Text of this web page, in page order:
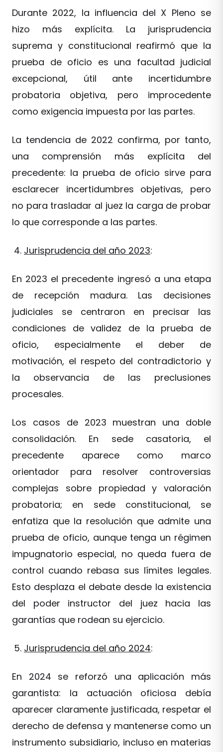
Durante 2022, la influencia del X Pleno se
hizo más explícita. La jurisprudencia
suprema y constitucional reafirmó que la
prueba de oficio es una facultad judicial
excepcional, útil ante incertidumbre
probatoria objetiva, pero improcedente
como exigencia impuesta por las partes.
La tendencia de 2022 confirma, por tanto,
una comprensión más explícita del
precedente: la prueba de oficio sirve para
esclarecer incertidumbres objetivas, pero
no para trasladar al juez la carga de probar
lo que corresponde a las partes.
Jurisprudencia del año 2023:
En 2023 el precedente ingresó a una etapa
de recepción madura. Las decisiones
judiciales se centraron en precisar las
condiciones de validez de la prueba de
oficio, especialmente el deber de
motivación, el respeto del contradictorio y
la observancia de las preclusiones
procesales.
Los casos de 2023 muestran una doble
consolidación. En sede casatoria, el
precedente aparece como marco
orientador para resolver controversias
complejas sobre propiedad y valoración
probatoria; en sede constitucional, se
enfatiza que la resolución que admite una
prueba de oficio, aunque tenga un régimen
impugnatorio especial, no queda fuera de
control cuando rebasa sus límites legales.
Esto desplaza el debate desde la existencia
del poder instructor del juez hacia las
garantías que rodean su ejercicio.
Jurisprudencia del año 2024:
En 2024 se reforzó una aplicación más
garantista: la actuación oficiosa debía
aparecer claramente justificada, respetar el
derecho de defensa y mantenerse como un
instrumento subsidiario, incluso en materias